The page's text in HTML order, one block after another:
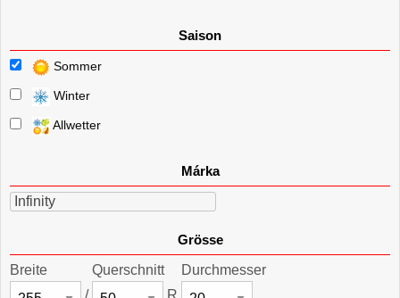
Saison
Sommer
Winter
Allwetter
Márka
Infinity
Grösse
Breite
/
Querschnitt
R
Durchmesser